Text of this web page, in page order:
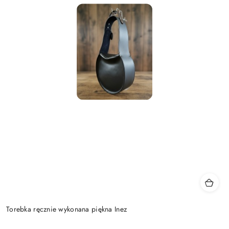
Torebka ręcznie wykonana piękna Inez